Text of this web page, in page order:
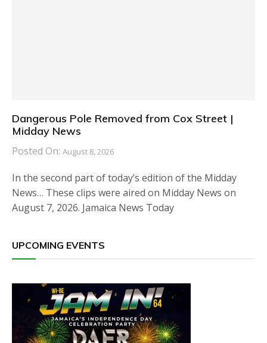
Dangerous Pole Removed from Cox Street |
Midday News
Posted On: August 8, 2026
In the second part of today’s edition of the Midday
News… These clips were aired on Midday News on
August 7, 2026. Jamaica News Today
UPCOMING EVENTS